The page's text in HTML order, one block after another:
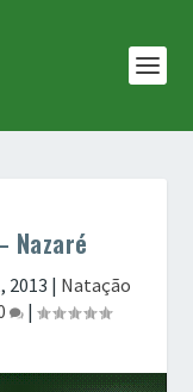
Nazaré
2013 | Natação
|